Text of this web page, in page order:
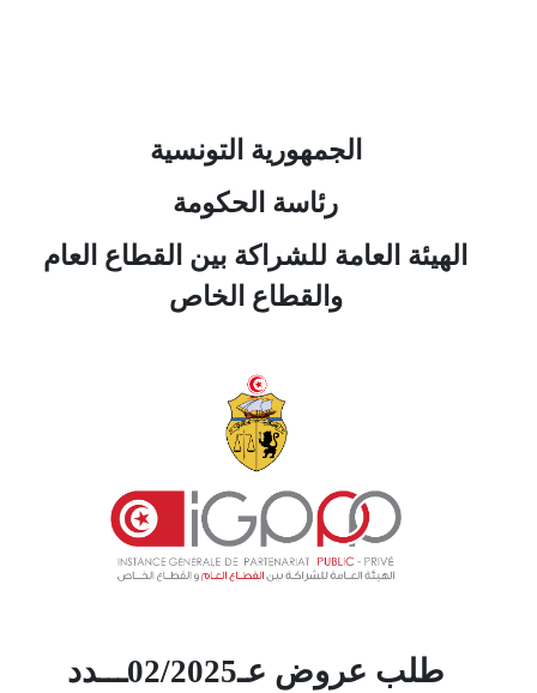
الجمهورية التونسية
رئاسة الحكومة
الهيئة العامة للشراكة بين القطاع العام
والقطاع الخاص
طلب عروض عـ02/2025ـــدد